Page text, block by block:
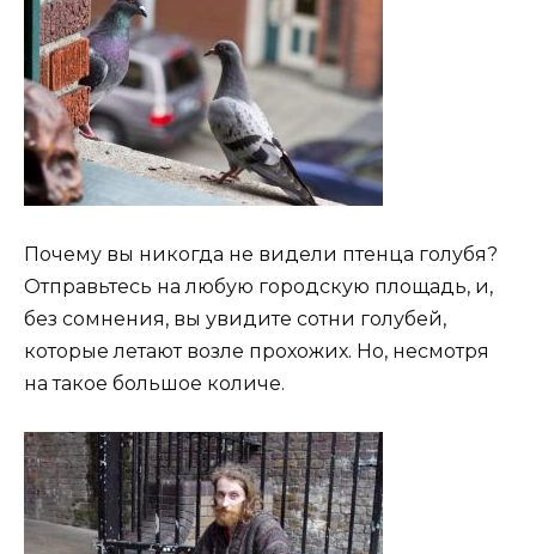
Почему вы никогда не видели птенца голубя?
Отправьтесь на любую городскую площадь, и,
без сомнения, вы увидите сотни голубей,
которые летают возле прохожих. Но, несмотря
на такое большое количе.